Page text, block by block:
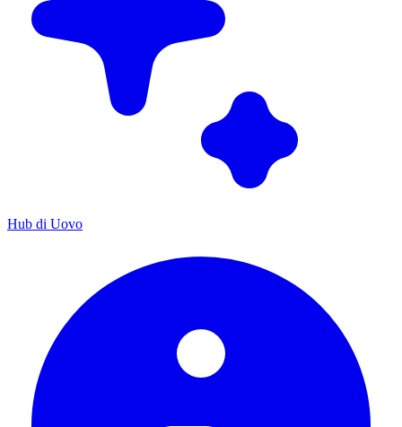
Hub di Uovo